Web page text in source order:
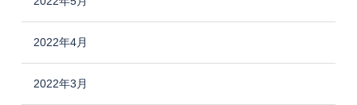
2022年4月
2022年3月